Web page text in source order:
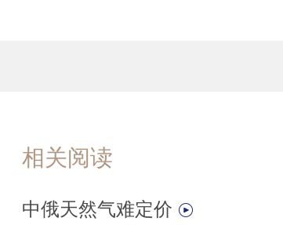
相关阅读
中俄天然气难定价